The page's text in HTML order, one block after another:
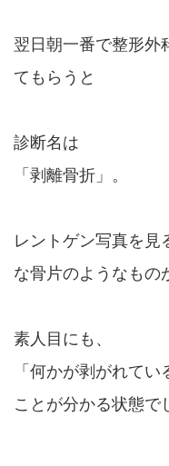
翌日朝一番で整形外
てもらうと
診断名は
「剥離骨折」。
レントゲン写真を見
な骨片のようなもの
素人目にも、
「何かが剥がれてい
ことが分かる状態で